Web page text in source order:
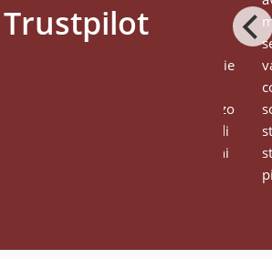
molto bene con il suo modo
semplice, diretto e rilassante di
insegnare e trasmettere le proprie
particolarissima pratica. Apprezzo
inoltre tantissimo la possibilità di
seguire da casa le svariate lezioni